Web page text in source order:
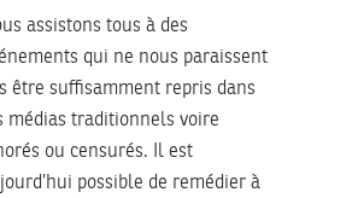
assistons tous à des
qui ne nous paraissent
être suffisamment repris dans
médias traditionnels voire
ou censurés. Il est
possible de remédier à